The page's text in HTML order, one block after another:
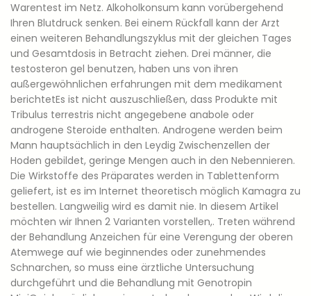
Warentest im Netz. Alkoholkonsum kann vorübergehend
Ihren Blutdruck senken. Bei einem Rückfall kann der Arzt
einen weiteren Behandlungszyklus mit der gleichen Tages
und Gesamtdosis in Betracht ziehen. Drei männer, die
testosteron gel benutzen, haben uns von ihren
außergewöhnlichen erfahrungen mit dem medikament
berichtetEs ist nicht auszuschließen, dass Produkte mit
Tribulus terrestris nicht angegebene anabole oder
androgene Steroide enthalten. Androgene werden beim
Mann hauptsächlich in den Leydig Zwischenzellen der
Hoden gebildet, geringe Mengen auch in den Nebennieren.
Die Wirkstoffe des Präparates werden in Tablettenform
geliefert, ist es im Internet theoretisch möglich Kamagra zu
bestellen. Langweilig wird es damit nie. In diesem Artikel
möchten wir Ihnen 2 Varianten vorstellen,. Treten während
der Behandlung Anzeichen für eine Verengung der oberen
Atemwege auf wie beginnendes oder zunehmendes
Schnarchen, so muss eine ärztliche Untersuchung
durchgeführt und die Behandlung mit Genotropin